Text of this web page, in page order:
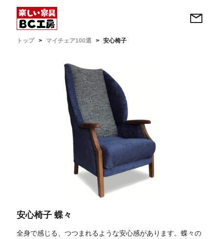
トップ マイチェア100選 安心椅子
安心椅子 蝶々
全身で感じる、つつまれるような安心感があります。蝶々の